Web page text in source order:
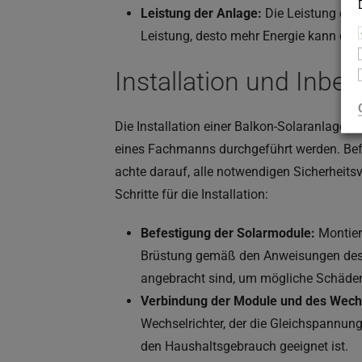
Leistung der Anlage: Die Leistung
Leistung, desto mehr Energie kann die
Installation und
Die Installation einer Balkon-Solaranlage
eines Fachmanns durchgeführt werden.
achte darauf, alle notwendigen
Schritte für die Installation:
Befestigung der Solarmodule:
Brüstung gemäß den Anweisungen
angebracht sind, um mögliche
Verbindung der Module und des
Wechselrichter, der die
den Haushaltsgebrauch geeignet ist.